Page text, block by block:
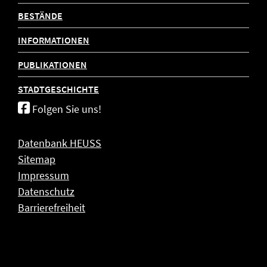
BESTÄNDE
INFORMATIONEN
PUBLIKATIONEN
STADTGESCHICHTE
Folgen Sie uns!
Datenbank HEUSS
Sitemap
Impressum
Datenschutz
Barrierefreiheit